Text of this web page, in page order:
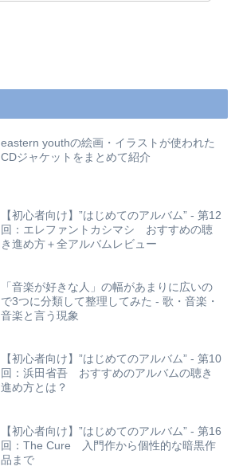
eastern youthの絵画・イラストが使われた
CDジャケットをまとめて紹介
【初心者向け】”はじめてのアルバム” - 第12
回：エレファントカシマシ おすすめの聴
き進め方＋全アルバムレビュー
「音楽が好きな人」の幅があまりに広いの
で3つに分類して整理してみた - 歌・音楽・
音楽と言う現象
【初心者向け】”はじめてのアルバム” - 第10
回：浜田省吾 おすすめのアルバムの聴き
進め方とは？
【初心者向け】”はじめてのアルバム” - 第16
回：The Cure 入門作から個性的な暗黒作
品まで